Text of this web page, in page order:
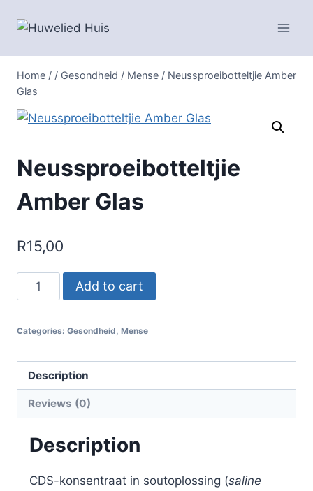
Home / / Gesondheid / Mense / Neussproeibotteltjie Amber
Glas
Neussproeibotteltjie
Amber Glas
R15,00
Neussproeibotteltjie
Amber
quantity
Add to cart
Categories: Gesondheid Mense
Description
Reviews (0)
Description
CDS-konsentraat in soutoplossing (saline